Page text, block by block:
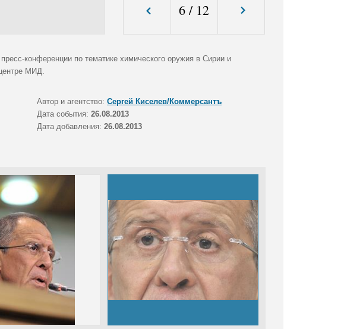
6 / 12
конференции по тематике химического оружия в Сирии и
МИД.
Автор и агентство: Сергей Киселев/Коммерсантъ
Дата события: 26.08.2013
Дата добавления: 26.08.2013